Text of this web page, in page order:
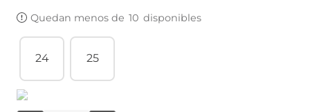
Quedan menos de 10 disponibles
24 25